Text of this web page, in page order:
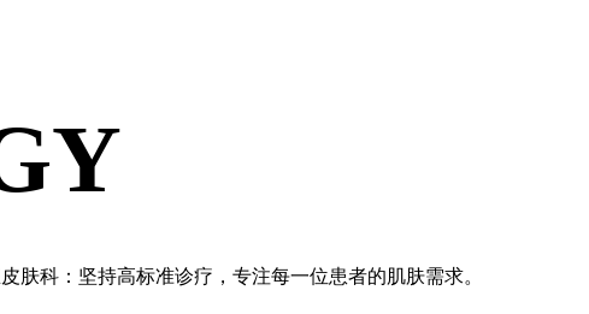
Y
肤科：坚持高标准诊疗，专注每一位患者的肌肤需求。